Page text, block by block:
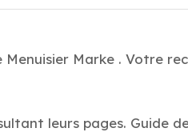
Marke . Votre
leurs pages. Guide